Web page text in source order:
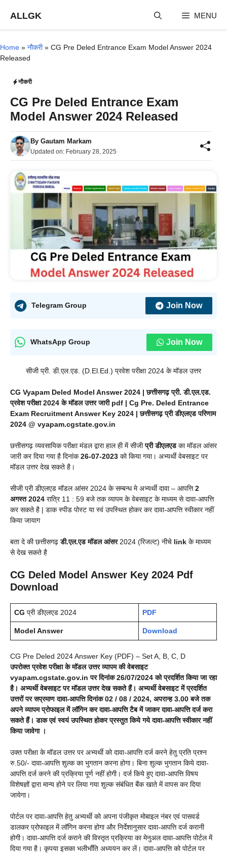
content
ALLGK MENU
Home » नौकरी» CG Pre Deled Entrance Exam Model Answer 2024
Released
नौकरी
CG Pre Deled Entrance Exam
Model Answer 2024 Released
By Gautam Markam
Updated on: February 28, 2025
Telegram Group Join Now
WhatsApp Group Join Now
सीजी प्री. डी.एल.एड. (D.El.Ed.) प्रवेश परीक्षा 2024 के मॉडल उत्तर
CG Vyapam Deled Model Answer 2024 | छत्तीसगढ़ प्री. डी.एल.एड.
प्रवेश परीक्षा 2024 के मॉडल उत्तर जारी pdf | Cg Pre. Deled Entrance
Exam Recruitment Answer Key 2024 | छत्तीसगढ़ प्री डीएलएड परिणाम
2024 @ vyapam.cgstate.gov.in
छत्तीसगढ़ व्यवसायिक परीक्षा मंडल द्वारा हाल ही में सीजीप्री डीएलएडका मॉडल आंसर
जारी कर दिया गया है दिनांक26-07-2023 को किया गया। अभ्यर्थी वेबसाइट पर
मॉडल उत्तर देख सकते है।
सीजी प्री डीएलएड मॉडल आंसर 2024 के सम्बन्ध मे अभ्यर्थी दावा – आपत्ति2
अगस्त 2024 रात्रि 11 : 59 बजे तक व्यापम के वेबसाइट के माध्यम से दावा-आपत्ति
कर सकते है | डाक स्पीड पोस्ट या स्वं उपस्थित होकर कर दावा-आपत्ति स्वीकार नहीं
किया जायाग
बता दे की छत्तीसगढ़डी.एल.एड मॉडल आंसर2024 (रिजल्ट) नीचे link के माध्यम
से देख सकते है
CG Deled Model Answer Key 2024 Pdf
Download
CG प्री डीएलएड 2024 PDF
Model Answer Download
CG Pre Deled 2024 Answer Key (PDF) – Set A, B, C, D
उपरोक्त प्रवेश परीक्षा के मॉडल उत्तर व्यापम की वेबसाइट
vyapam.cgstate.gov.in पर दिनांक 26/07/2024 को प्रदर्शित किया जा रहा
है। अभ्यर्थी वेबसाइट पर मॉडल उत्तर देख सकते हैं। अभ्यर्थी वेबसाइट में प्रदर्शित
उत्तरों पर सप्रमाण दावा-आपत्ति दिनांक 02 / 08 / 2024, अपरान्ह 3.00 बजे तक
अपने व्यापम प्रोफाइल में लॉगिन कर दावा-आपत्ति टैब में जाकर दावा-आपत्ति दर्ज करा
सकते हैं। डाक एवं स्वयं उपस्थित होकर प्रस्तुत किये गये दावा-आपत्ति स्वीकार नहीं
किया जावेगा ।
उक्त परीक्षा के मॉडल उत्तर पर अभ्यर्थी को दावा-आपत्ति दर्ज करने हेतु प्रति प्रश्न
रु.50/- दावा-आपत्ति शुल्क का भुगतान करना होगा। बिना शुल्क भुगतान किये दावा-
आपत्ति दर्ज करने की प्रक्रिया पूर्ण नहीं होगी। दर्ज किये हुए दावा-आपत्ति विषय
विशेषज्ञों द्वारा मान्य होने पर लिया गया शुल्क संबंधित बैंक खाते में वापस कर दिया
जायेगा।
पोर्टल पर दावा-आपत्ति हेतु अभ्यर्थी को अपना पंजीकृत मोबाइल नंबर एवं पासवर्ड
डालकर प्रोफाइल में लॉगिन करना होगा और निर्देशानुसार दावा-आपत्ति दर्ज करानी
होगी। दावा-आपत्ति दर्ज कराने की विस्तृत प्रक्रिया का मेनुअल दावा-आपत्ति पोर्टल में
दिया गया है। कृपया इसका भलीभाँति अध्ययन कर लें। दावा-आपत्ति को पोर्टल पर